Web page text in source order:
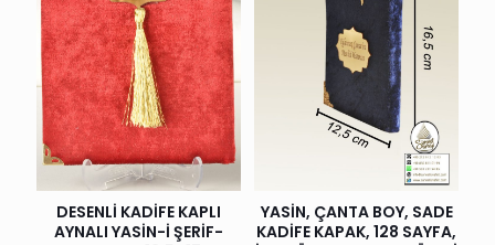
DESENLİ KADİFE KAPLI
AYNALI YASİN-İ ŞERİF-
YASİN, ÇANTA BOY, SADE
KADİFE KAPAK, 128 SAYFA,